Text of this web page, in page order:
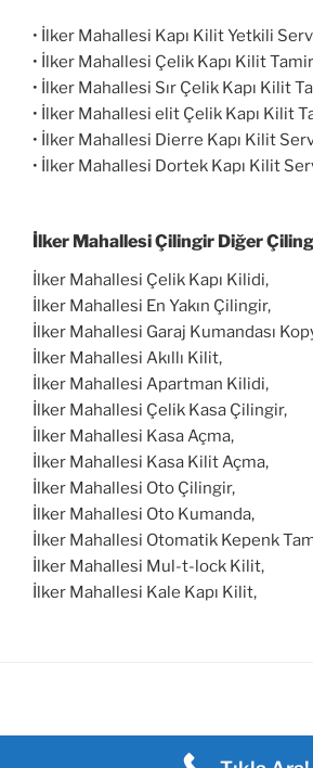
• İlker Mahallesi Kapı Kilit Yetkili
• İlker Mahallesi Çelik Kapı Kilit
• İlker Mahallesi Sır Çelik Kapı Kilit
• İlker Mahallesi elit Çelik Kapı Kilit
• İlker Mahallesi Dierre Kapı Kilit
• İlker Mahallesi Dortek Kapı Kilit
İlker Mahallesi Çilingir Diğer
İlker Mahallesi Çelik Kapı Kilidi,
İlker Mahallesi En Yakın Çilingir,
İlker Mahallesi Garaj Kumandası
İlker Mahallesi Akıllı Kilit,
İlker Mahallesi Apartman Kilidi,
İlker Mahallesi Çelik Kasa Çilingir,
İlker Mahallesi Kasa Açma,
İlker Mahallesi Kasa Kilit Açma,
İlker Mahallesi Oto Çilingir,
İlker Mahallesi Oto Kumanda,
İlker Mahallesi Otomatik Kepenk
İlker Mahallesi Mul-t-lock Kilit,
İlker Mahallesi Kale Kapı Kilit,